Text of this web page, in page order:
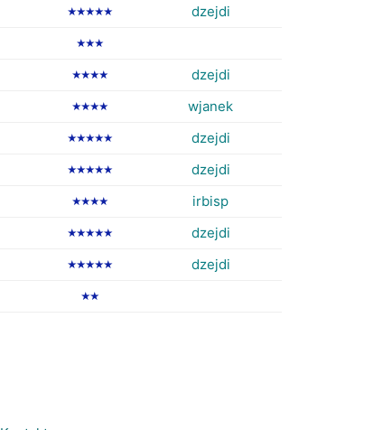
★★★★★ dzejdi
★★★
★★★★ dzejdi
★★★★ wjanek
★★★★★ dzejdi
★★★★★ dzejdi
★★★★ irbisp
★★★★★ dzejdi
★★★★★ dzejdi
★★